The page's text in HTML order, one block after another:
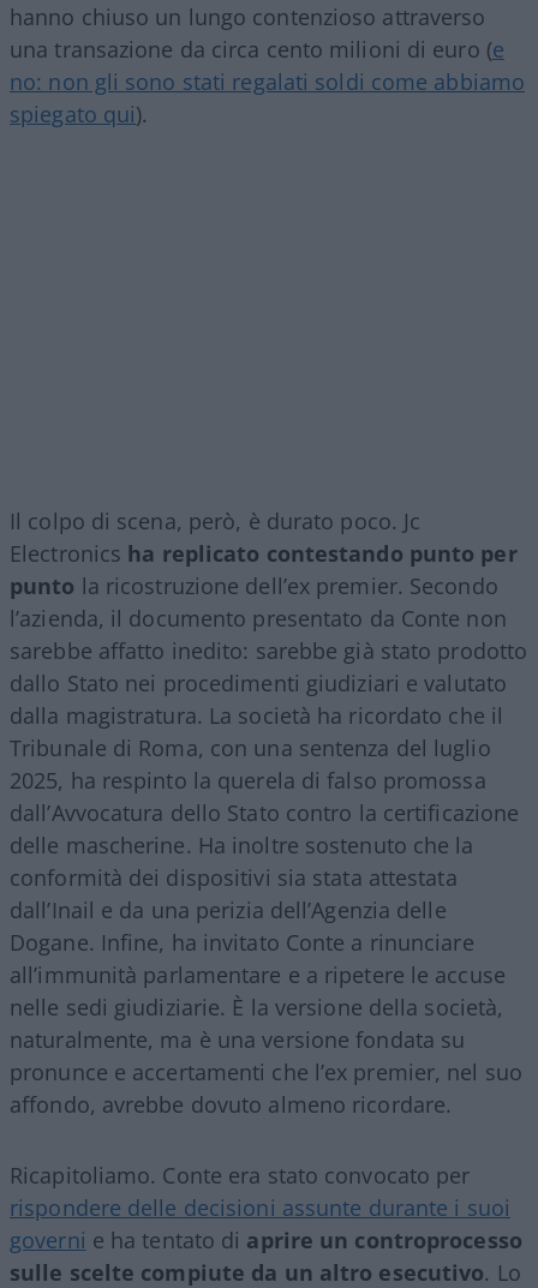
hanno chiuso un lungo contenzioso attraverso
una transazione da circa cento milioni di euro (e
no: non gli sono stati regalati soldi come abbiamo
spiegato qui).
Il colpo di scena, però, è durato poco. Jc
Electronics ha replicato contestando punto per
punto la ricostruzione dell’ex premier. Secondo
l’azienda, il documento presentato da Conte non
sarebbe affatto inedito: sarebbe già stato prodotto
dallo Stato nei procedimenti giudiziari e valutato
dalla magistratura. La società ha ricordato che il
Tribunale di Roma, con una sentenza del luglio
2025, ha respinto la querela di falso promossa
dall’Avvocatura dello Stato contro la certificazione
delle mascherine. Ha inoltre sostenuto che la
conformità dei dispositivi sia stata attestata
dall’Inail e da una perizia dell’Agenzia delle
Dogane. Infine, ha invitato Conte a rinunciare
all’immunità parlamentare e a ripetere le accuse
nelle sedi giudiziarie. È la versione della società,
naturalmente, ma è una versione fondata su
pronunce e accertamenti che l’ex premier, nel suo
affondo, avrebbe dovuto almeno ricordare.
Ricapitoliamo. Conte era stato convocato per
rispondere delle decisioni assunte durante i suoi
governi e ha tentato di aprire un controprocesso
sulle scelte compiute da un altro esecutivo. Lo